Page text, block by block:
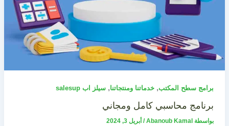
برامج سطح المكتب, خدماتنا ومنتجاتنا, سيلز اب salesup
برنامج محاسبي كامل ومجاني
بواسطة Abanoub Kamal
/ أبريل 3, 2024